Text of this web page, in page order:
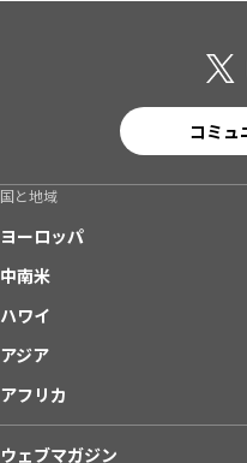
コミュ
国と地域
ヨーロッパ
中南米
ハワイ
アジア
アフリカ
ウェブマガジン